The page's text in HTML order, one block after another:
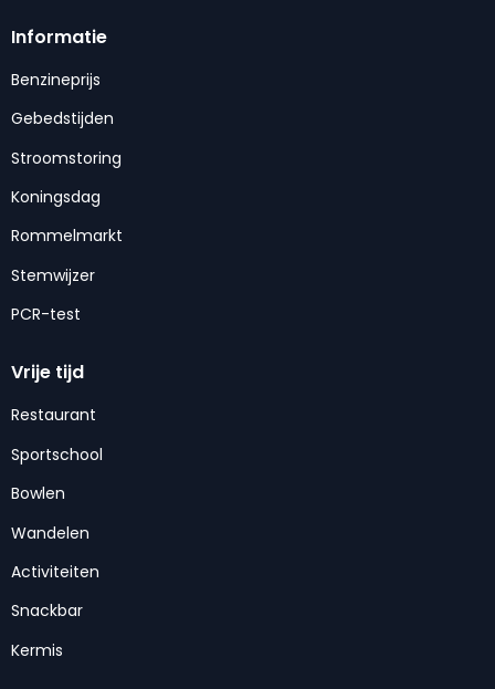
Informatie
Benzineprijs
Gebedstijden
Stroomstoring
Koningsdag
Rommelmarkt
Stemwijzer
PCR-test
Vrije tijd
Restaurant
Sportschool
Bowlen
Wandelen
Activiteiten
Snackbar
Kermis